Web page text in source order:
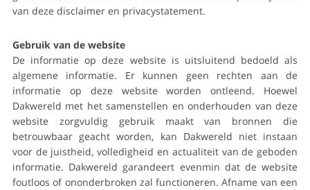
van deze disclaimer en privacystatement.
Gebruik van de website
De informatie op deze website is uitsluitend bedoeld als
algemene informatie. Er kunnen geen rechten aan de
informatie op deze website worden ontleend. Hoewel
Dakwereld met het samenstellen en onderhouden van deze
website zorgvuldig gebruik maakt van bronnen die
betrouwbaar geacht worden, kan Dakwereld niet instaan
voor de juistheid, volledigheid en actualiteit van de geboden
informatie. Dakwereld garandeert evenmin dat de website
foutloos of ononderbroken zal functioneren. Afname van een